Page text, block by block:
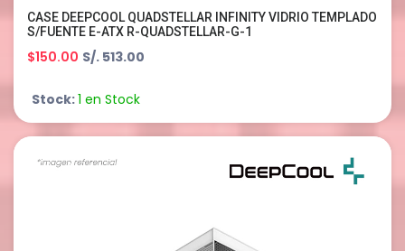
CASE DEEPCOOL QUADSTELLAR INFINITY VIDRIO TEMPLADO
S/FUENTE E-ATX R-QUADSTELLAR-G-1
$150.00 S/. 513.00
Stock:1 en Stock